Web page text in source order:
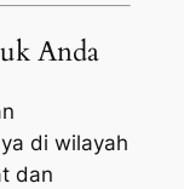
Anda
di wilayah
dan